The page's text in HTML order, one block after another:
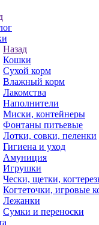
Назад
Кошки
Сухой корм
Влажный корм
Лакомства
Наполнители
Миски, контейнеры
Фонтаны питьевые
Лотки, совки, пеленки
Гигиена и уход
Амуниция
Игрушки
Чески, щетки,
Когтеточки, игровые
Лежанки
Сумки и переноски